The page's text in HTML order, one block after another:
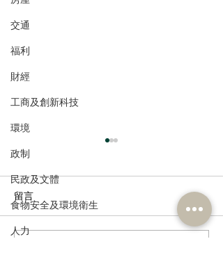
交通
福利
財經
工商及創新科技
環境
政制
民政及文體
食物安全及環境衛生
人力
留言